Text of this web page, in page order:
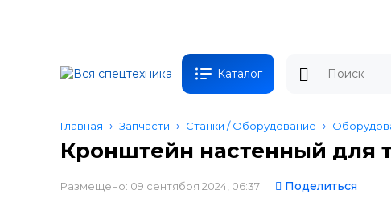
Каталог
Главная Запчасти Станки / Оборудование
Кронштейн настенный для
Размещено: 09 сентября 2024, 06:37 Поделиться